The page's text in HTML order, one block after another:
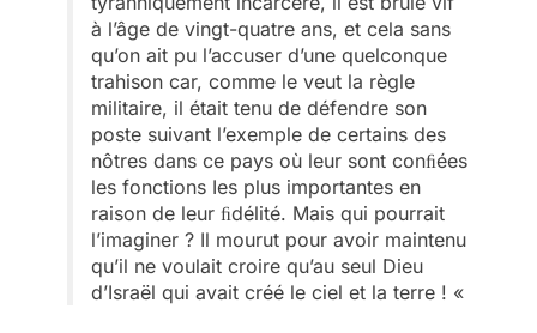
à l’âge de vingt-quatre ans, et cela sans
qu’on ait pu l’accuser d’une quelconque
trahison car, comme le veut la règle
militaire, il était tenu de défendre son
poste suivant l’exemple de certains des
nôtres dans ce pays où leur sont conﬁées
les fonctions Ies plus importantes en
raison de leur ﬁdélité. Mais qui pourrait
l’imaginer ? Il mourut pour avoir maintenu
qu’il ne voulait croire qu’au seul Dieu
d’Israël qui avait créé le ciel et la terre ! «